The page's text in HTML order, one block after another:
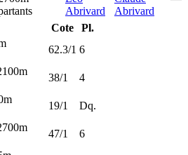
Abrivard
Abrivard
Cote
Pl.
62.3/1 6
38/1
4
19/1
Dq.
47/1
6